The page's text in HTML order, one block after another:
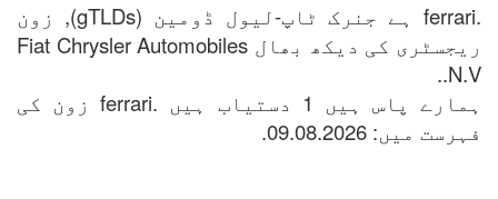
.ferrari ہے جنرک ٹاپ-لیول ڈومین (gTLDs), زون
ریجسٹری کی دیکھ بھال Fiat Chrysler Automobiles
N.V..
ہمارے پاس ہیں 1 دستیاب ہیں .ferrari زون کی
فہرست میں: 09.08.2026.